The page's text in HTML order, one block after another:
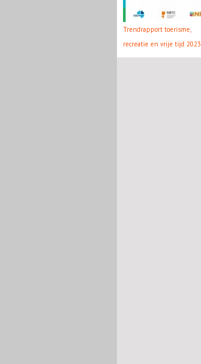
Trendrapport toerisme,
recreatie en vrije tijd 2023